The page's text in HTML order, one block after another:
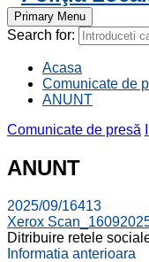
Primary Menu
Search for:
Acasa
Comunicate de
ANUNT
Comunicate de presă
ANUNT
2025/09/16413
Xerox
Ditribuire retele
Informatia anterioara